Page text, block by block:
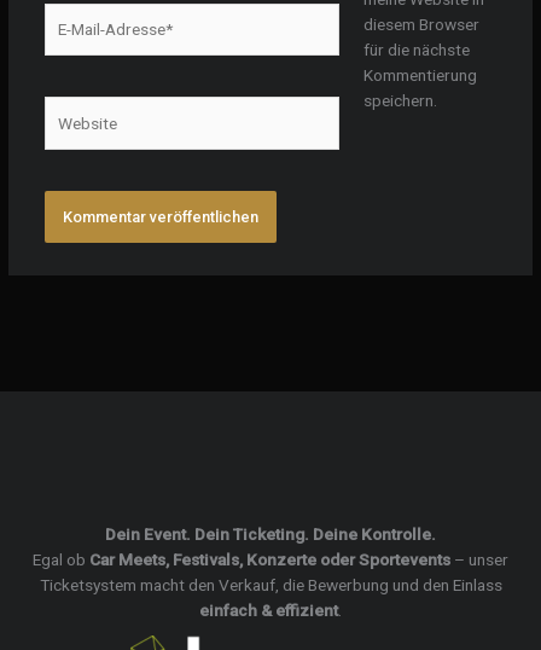
Mail-
diesem Browser
für die nächste
Kommentierung
speichern.
Dein Event. Dein Ticketing. Deine Kontrolle.
Egal ob Car Meets, Festivals, Konzerte oder Sportevents – unser
Ticketsystem macht den Verkauf, die Bewerbung und den Einlass
einfach & effizient.